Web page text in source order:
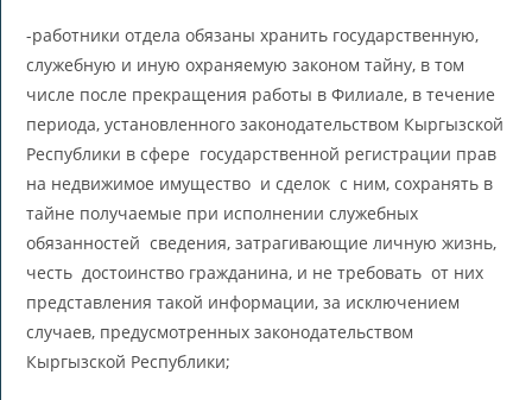
-работники отдела обязаны хранить государственную,
служебную и иную охраняемую законом тайну, в том
числе после прекращения работы в Филиале, в течение
периода, установленного законодательством Кыргызской
Республики в сфере государственной регистрации прав
на недвижимое имущество и сделок с ним, сохранять в
тайне получаемые при исполнении служебных
обязанностей сведения, затрагивающие личную жизнь,
честь достоинство гражданина, и не требовать от них
представления такой информации, за исключением
случаев, предусмотренных законодательством
Кыргызской Республики;